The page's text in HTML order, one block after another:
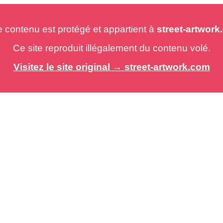
est protégé et appartient à street-
Ce site reproduit illégalement du contenu volé.
Visitez le site original → street-artwork.com